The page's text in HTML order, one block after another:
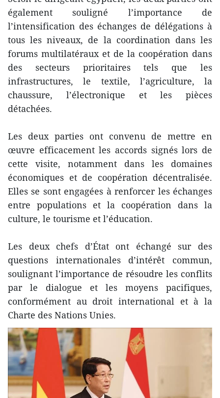
également souligné l’importance de
l’intensification des échanges de délégations à
tous les niveaux, de la coordination dans les
forums multilatéraux et de la coopération dans
des secteurs prioritaires tels que les
infrastructures, le textile, l’agriculture, la
chaussure, l’électronique et les pièces
détachées.
Les deux parties ont convenu de mettre en
œuvre efficacement les accords signés lors de
cette visite, notamment dans les domaines
économiques et de coopération décentralisée.
Elles se sont engagées à renforcer les échanges
entre populations et la coopération dans la
culture, le tourisme et l’éducation.
Les deux chefs d’État ont échangé sur des
questions internationales d’intérêt commun,
soulignant l’importance de résoudre les conflits
par le dialogue et les moyens pacifiques,
conformément au droit international et à la
Charte des Nations Unies.